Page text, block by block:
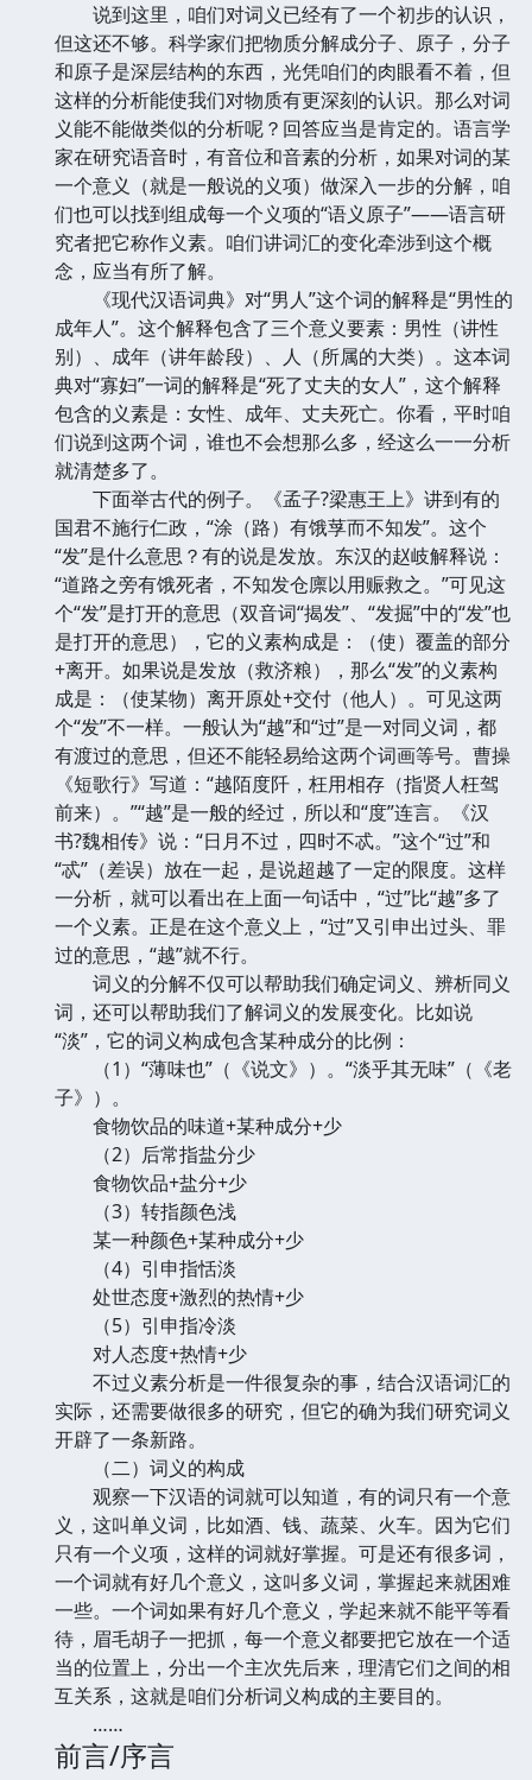
说到这里，咱们对词义已经有了一个初步的认识，
但这还不够。科学家们把物质分解成分子、原子，分子
和原子是深层结构的东西，光凭咱们的肉眼看不着，但
这样的分析能使我们对物质有更深刻的认识。那么对词
义能不能做类似的分析呢？回答应当是肯定的。语言学
家在研究语音时，有音位和音素的分析，如果对词的某
一个意义（就是一般说的义项）做深入一步的分解，咱
们也可以找到组成每一个义项的“语义原子”——语言研
究者把它称作义素。咱们讲词汇的变化牵涉到这个概
念，应当有所了解。
《现代汉语词典》对“男人”这个词的解释是“男性的
成年人”。这个解释包含了三个意义要素：男性（讲性
别）、成年（讲年龄段）、人（所属的大类）。这本词
典对“寡妇”一词的解释是“死了丈夫的女人”，这个解释
包含的义素是：女性、成年、丈夫死亡。你看，平时咱
们说到这两个词，谁也不会想那么多，经这么一一分析
就清楚多了。
下面举古代的例子。《孟子?梁惠王上》讲到有的
国君不施行仁政，“涂（路）有饿莩而不知发”。这个
“发”是什么意思？有的说是发放。东汉的赵岐解释说：
“道路之旁有饿死者，不知发仓廪以用赈救之。”可见这
个“发”是打开的意思（双音词“揭发”、“发掘”中的“发”也
是打开的意思），它的义素构成是：（使）覆盖的部分
+离开。如果说是发放（救济粮），那么“发”的义素构
成是：（使某物）离开原处+交付（他人）。可见这两
个“发”不一样。一般认为“越”和“过”是一对同义词，都
有渡过的意思，但还不能轻易给这两个词画等号。曹操
《短歌行》写道：“越陌度阡，枉用相存（指贤人枉驾
前来）。”“越”是一般的经过，所以和“度”连言。《汉
书?魏相传》说：“日月不过，四时不忒。”这个“过”和
“忒”（差误）放在一起，是说超越了一定的限度。这样
一分析，就可以看出在上面一句话中，“过”比“越”多了
一个义素。正是在这个意义上，“过”又引申出过头、罪
过的意思，“越”就不行。
词义的分解不仅可以帮助我们确定词义、辨析同义
词，还可以帮助我们了解词义的发展变化。比如说
“淡”，它的词义构成包含某种成分的比例：
（1）“薄味也”（《说文》）。“淡乎其无味”（《老
子》）。
食物饮品的味道+某种成分+少
（2）后常指盐分少
食物饮品+盐分+少
（3）转指颜色浅
某一种颜色+某种成分+少
（4）引申指恬淡
处世态度+激烈的热情+少
（5）引申指冷淡
对人态度+热情+少
不过义素分析是一件很复杂的事，结合汉语词汇的
实际，还需要做很多的研究，但它的确为我们研究词义
开辟了一条新路。
（二）词义的构成
观察一下汉语的词就可以知道，有的词只有一个意
义，这叫单义词，比如酒、钱、蔬菜、火车。因为它们
只有一个义项，这样的词就好掌握。可是还有很多词，
一个词就有好几个意义，这叫多义词，掌握起来就困难
一些。一个词如果有好几个意义，学起来就不能平等看
待，眉毛胡子一把抓，每一个意义都要把它放在一个适
当的位置上，分出一个主次先后来，理清它们之间的相
互关系，这就是咱们分析词义构成的主要目的。
……
前言/序言